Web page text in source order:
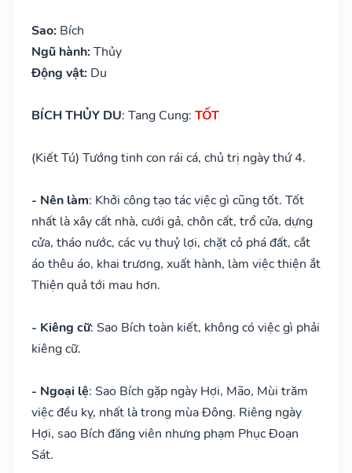
Sao: Bích
Ngũ hành: Thủy
Động vật: Du
BÍCH THỦY DU: Tang Cung: TỐT
(Kiết Tú) Tướng tinh con rái cá, chủ trị ngày thứ 4.
- Nên làm: Khởi công tạo tác việc gì cũng tốt. Tốt
nhất là xây cất nhà, cưới gả, chôn cất, trổ cửa, dựng
cửa, tháo nước, các vụ thuỷ lợi, chặt cỏ phá đất, cắt
áo thêu áo, khai trương, xuất hành, làm việc thiện ắt
Thiện quả tới mau hơn.
- Kiêng cữ: Sao Bích toàn kiết, không có việc gì phải
kiêng cữ.
- Ngoại lệ: Sao Bích gặp ngày Hợi, Mão, Mùi trăm
việc đều kỵ, nhất là trong mùa Đông. Riêng ngày
Hợi, sao Bích đăng viên nhưng phạm Phục Đoạn
Sát.